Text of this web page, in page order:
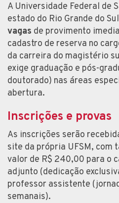
A Universidade Federal de
estado do Rio Grande do
vagas de provimento
cadastro de reserva no
da carreira do magistério
exige graduação e pós-
doutorado) nas áreas
abertura.
Inscrições e provas
As inscrições serão
site da própria UFSM, com
valor de R$ 240,00 para o
adjunto (dedicação
professor assistente
semanais).